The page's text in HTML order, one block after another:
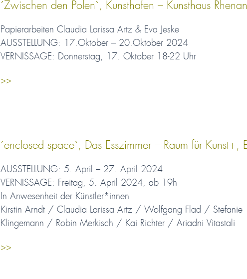
´Zwischen den Polen`, Kunsthafen – Kunsthaus
Papierarbeiten Claudia Larissa Artz & Eva Jeske
AUSSTELLUNG: 17.Oktober – 20.Oktober 2024
VERNISSAGE: Donnerstag, 17. Oktober 18-22 Uhr
>>
´enclosed space`, Das Esszimmer – Raum für Kunst+,
AUSSTELLUNG: 5. April – 27. April 2024
VERNISSAGE: Freitag, 5. April 2024, ab 19h
In Anwesenheit der Künstler*innen
Kirstin Arndt / Claudia Larissa Artz / Wolfgang Flad / Stefanie
Klingemann / Robin Merkisch / Kai Richter / Ariadni Vitastali
>>